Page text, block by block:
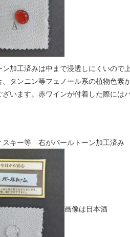
加工済みは中まで浸透しにくいので
タンニン等フェノール系の植物色
います。赤ワインが付着した際には
スキー等 右がパールトーン加工済
画像は日本酒